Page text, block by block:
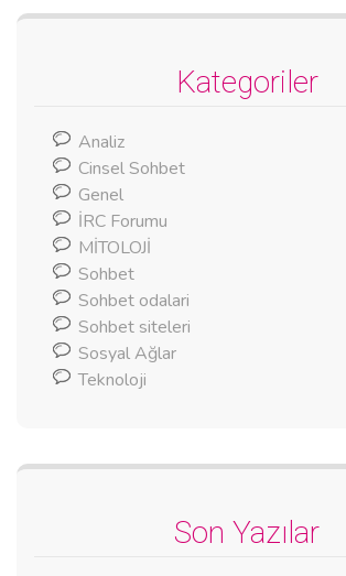
Kategoriler
Analiz
Cinsel Sohbet
Genel
İRC Forumu
MİTOLOJİ
Sohbet
Sohbet odalari
Sohbet siteleri
Sosyal Ağlar
Teknoloji
Son Yazılar